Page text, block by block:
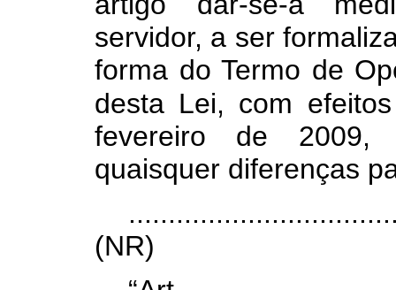
servidor, a ser
forma do Termo de
desta Lei, com
fevereiro de 2009,
quaisquer diferenças
(NR)